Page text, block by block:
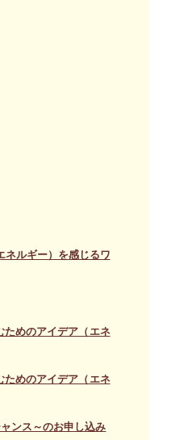
ルギー）を感じるワ
めのアイデア（エネ
めのアイデア（エネ
ンス～のお申し込み